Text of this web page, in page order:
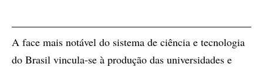
A face mais notável do sistema de ciência e tecnologia
do Brasil vincula-se à produção das universidades e